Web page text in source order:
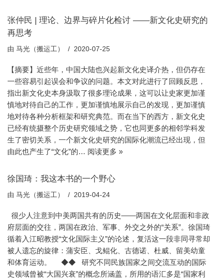
张仲民 | 理论、边界与碎片化检讨 ——新文化史研究的
再思考
由 马光（搬运工） 2020-07-25
【摘要】近些年，中国大陆也兴起新文化史译介热，但仍存在
一些容易引起误会和争议的问题。本文对此进行了回顾反思，
指出新文化史本身汲取了很多理论成果，这可以让史家更加谨
慎地对待自己的工作，更加谨慎地展示自己的发现，更加谨慎
地对待各种分析框架和研究典范。而在当下的西方，新文化史
已经有统摄整个历史研究领域之势，它也同更多的相邻学科发
生了密切关系，一个新文化史研究的国际化潮流已经出现，但
由此也产生了“文化”的… 阅读更多 »
徐国琦：我这本书的一个野心
由 马光（搬运工） 2019-04-24
很少人注意到中美两国共有的历史——两国在文化层面和非政
府层面的交往，两国在政治、军事、外交之外的“关系”。徐国琦
循着入江昭教授“文化国际主义”的论述，复活这一段非同寻常却
被人遗忘的旋律：蒲安臣、戈鲲化、古德诺、杜威、留美幼童
和体育运动。 ◆◆ 研究不同民族国家之间交流互动的国际
史领域曾被“大国兴衰”的概念所涵盖，所用的语汇多是“国家利